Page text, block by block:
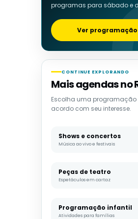
programas para sábado e
Ver programação
CONTINUE EXPLORANDO
Mais agendas no
Escolha uma programação
acordo com seu interesse.
Shows e concertos
Música ao vivo e festivais
Peças de teatro
Espetáculos em cartaz
Programação infantil
Atividades para famílias